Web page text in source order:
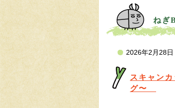
ねぎ
2026年2月28日
スキャン
グ〜